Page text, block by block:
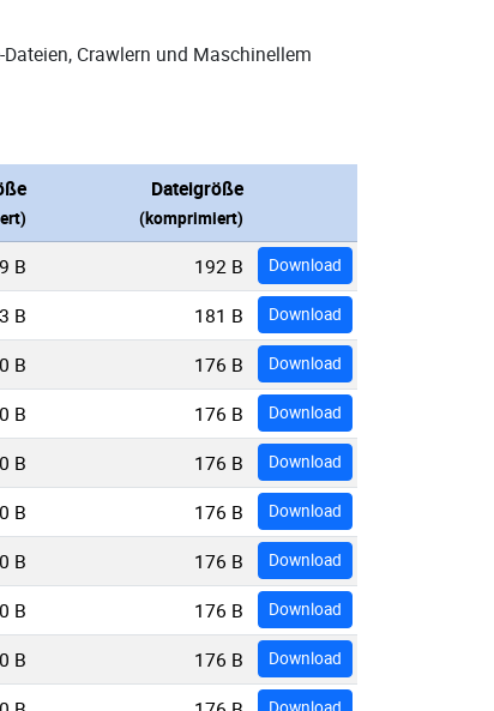
Crawlern und Maschinellem
Dateigröße
(komprimiert)
B 192 B Download
B 181 B Download
0 B 176 B Download
0 B 176 B Download
0 B 176 B Download
0 B 176 B Download
0 B 176 B Download
0 B 176 B Download
0 B 176 B Download